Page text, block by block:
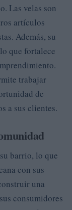
Las velas son
artículos
Además, su
que fortalece
trabajar
de
a sus clientes.
barrio, lo que
con sus
una
consumidores